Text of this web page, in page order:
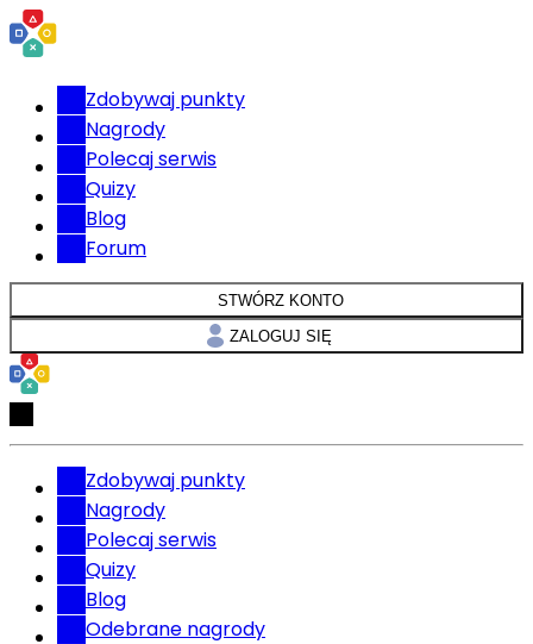
Zdobywaj punkty
Nagrody
Polecaj serwis
Quizy
Blog
Forum
STWÓRZ KONTO
ZALOGUJ SIĘ
Zdobywaj punkty
Nagrody
Polecaj serwis
Quizy
Blog
Odebrane nagrody